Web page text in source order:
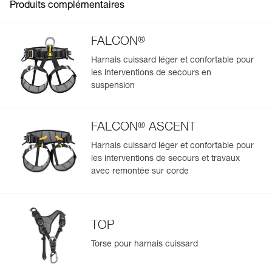
Produits complémentaires
FALCON®
Harnais cuissard léger et confortable pour
les interventions de secours en
suspension
FALCON® ASCENT
Harnais cuissard léger et confortable pour
les interventions de secours et travaux
avec remontée sur corde
TOP
Torse pour harnais cuissard